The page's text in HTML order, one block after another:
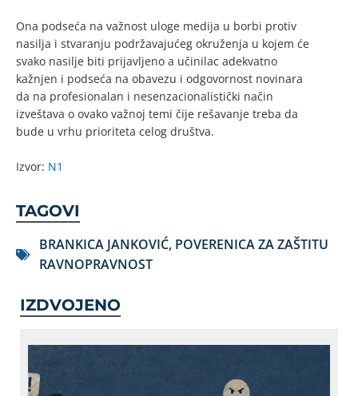
Ona podseća na važnost uloge medija u borbi protiv
nasilja i stvaranju podržavajućeg okruženja u kojem će
svako nasilje biti prijavljeno a učinilac adekvatno
kažnjen i podseća na obavezu i odgovornost novinara
da na profesionalan i nesenzacionalistički način
izveštava o ovako važnoj temi čije rešavanje treba da
bude u vrhu prioriteta celog društva.
Izvor: N1
TAGOVI
BRANKICA JANKOVIĆ, POVERENICA ZA ZAŠTITU
RAVNOPRAVNOST
IZDVOJENO